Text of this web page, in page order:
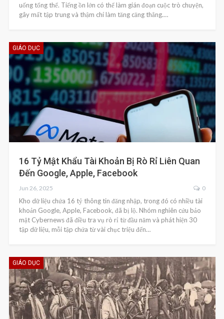
uống tổng thể. Tiếng ồn lớn có thể làm gián đoạn cuộc trò chuyện,
gây mất tập trung và thậm chí làm tăng căng thẳng.…
GIÁO DỤC
16 Tỷ Mật Khẩu Tài Khoản Bị Rò Rỉ Liên Quan
Đến Google, Apple, Facebook
Jun 26, 2025 0
Kho dữ liệu chứa 16 tỷ thông tin đăng nhập, trong đó có nhiều tài
khoản Google, Apple, Facebook, đã bị lộ. Nhóm nghiên cứu bảo
mật Cybernews đã điều tra vụ rò rỉ từ đầu năm và phát hiện 30
tập dữ liệu, mỗi tập chứa từ vài chục triệu đến…
GIÁO DỤC